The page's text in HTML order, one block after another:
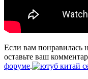
Если вам понравилась
оставьте ваш
форуме.